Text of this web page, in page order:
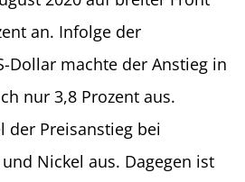
an. Infolge der
Dollar machte der Anstieg in
nur 3,8 Prozent aus.
der Preisanstieg bei
Nickel aus. Dagegen ist